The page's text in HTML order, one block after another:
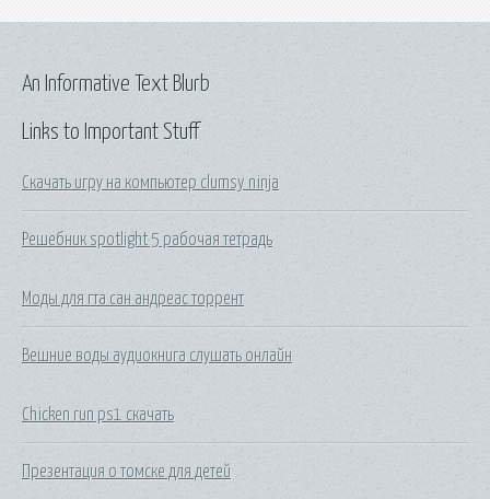
Links to Important Stuff
Скачать игру на компьютер clumsy ninja
Решебник spotlight 5 рабочая тетрадь
Моды для гта сан андреас торрент
Вешние воды аудиокнига слушать онлайн
Chicken run ps1 скачать
Презентация о томске для детей
An Informative Text Blurb